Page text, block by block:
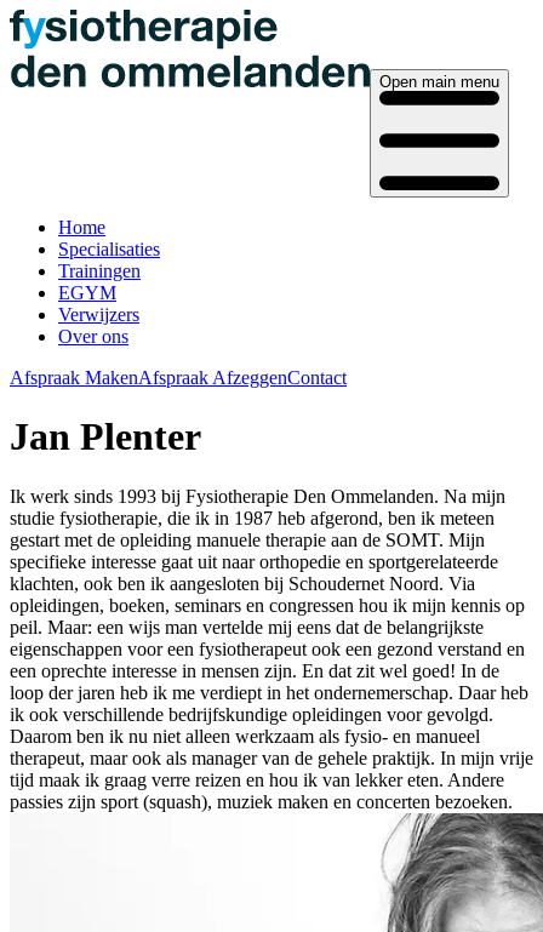
Open main menu
Home
Specialisaties
Trainingen
EGYM
Verwijzers
Over ons
Afspraak MakenAfspraak AfzeggenContact
Jan Plenter
Ik werk sinds 1993 bij Fysiotherapie Den Ommelanden. Na mijn
studie fysiotherapie, die ik in 1987 heb afgerond, ben ik meteen
gestart met de opleiding manuele therapie aan de SOMT. Mijn
specifieke interesse gaat uit naar orthopedie en sportgerelateerde
klachten, ook ben ik aangesloten bij Schoudernet Noord. Via
opleidingen, boeken, seminars en congressen hou ik mijn kennis op
peil. Maar: een wijs man vertelde mij eens dat de belangrijkste
eigenschappen voor een fysiotherapeut ook een gezond verstand en
een oprechte interesse in mensen zijn. En dat zit wel goed! In de
loop der jaren heb ik me verdiept in het ondernemerschap. Daar heb
ik ook verschillende bedrijfskundige opleidingen voor gevolgd.
Daarom ben ik nu niet alleen werkzaam als fysio- en manueel
therapeut, maar ook als manager van de gehele praktijk. In mijn vrije
tijd maak ik graag verre reizen en hou ik van lekker eten. Andere
passies zijn sport (squash), muziek maken en concerten bezoeken.